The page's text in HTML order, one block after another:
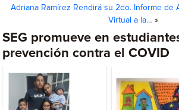
Adriana Ramírez Rendirá su 2do. Informe de
Virtual a la… »
SEG promueve en
prevención contra el COVID